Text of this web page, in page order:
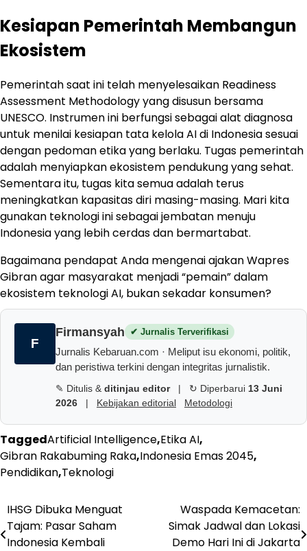
Kesiapan Pemerintah Membangun
Ekosistem
Pemerintah saat ini telah menyelesaikan Readiness
Assessment Methodology yang disusun bersama
UNESCO. Instrumen ini berfungsi sebagai alat diagnosa
untuk menilai kesiapan tata kelola AI di Indonesia sesuai
dengan pedoman etika yang berlaku. Tugas pemerintah
adalah menyiapkan ekosistem pendukung yang sehat.
Sementara itu, tugas kita semua adalah terus
meningkatkan kapasitas diri masing-masing. Mari kita
gunakan teknologi ini sebagai jembatan menuju
Indonesia yang lebih cerdas dan bermartabat.
Bagaimana pendapat Anda mengenai ajakan Wapres
Gibran agar masyarakat menjadi “pemain” dalam
ekosistem teknologi AI, bukan sekadar konsumen?
F
Firmansyah ✔ Jurnalis Terverifikasi
Jurnalis Kebaruan.com · Meliput isu ekonomi, politik,
dan peristiwa terkini dengan integritas jurnalistik.
✎ Ditulis & ditinjau editor| ↻ Diperbarui 13 Juni
2026 | Kebijakan editorial Metodologi
TaggedArtificial Intelligence,Etika AI,
Gibran Rakabuming Raka,Indonesia Emas 2045,
Pendidikan,Teknologi
Navigasi
pos
IHSG Dibuka Menguat
Tajam: Pasar Saham
Indonesia Kembali
Waspada Kemacetan:
Simak Jadwal dan Lokasi
Demo Hari Ini di Jakarta